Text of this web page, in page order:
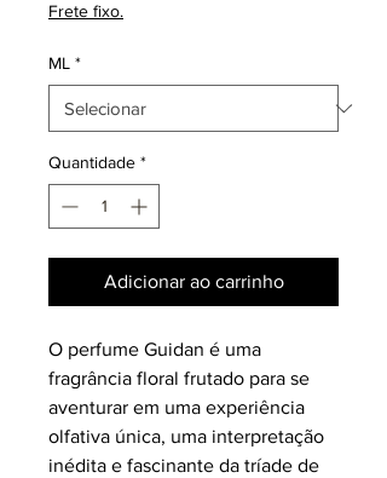
Frete fixo.
ML *
Quantidade *
Adicionar ao carrinho
O perfume Guidan é uma
fragrância floral frutado para se
aventurar em uma experiência
olfativa única, uma interpretação
inédita e fascinante da tríade de